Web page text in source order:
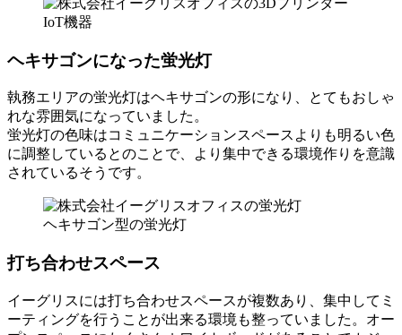
IoT機器
ヘキサゴンになった蛍光灯
執務エリアの蛍光灯はヘキサゴンの形になり、とてもおしゃ
れな雰囲気になっていました。
蛍光灯の色味はコミュニケーションスペースよりも明るい色
に調整しているとのことで、より集中できる環境作りを意識
されているそうです。
ヘキサゴン型の蛍光灯
打ち合わせスペース
イーグリスには打ち合わせスペースが複数あり、集中してミ
ーティングを行うことが出来る環境も整っていました。オー